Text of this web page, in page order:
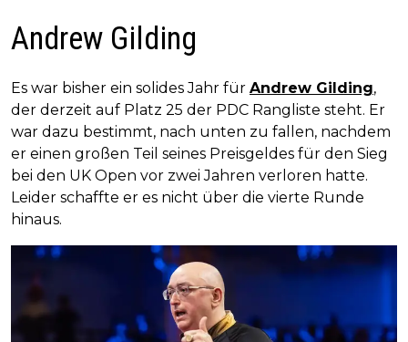
Andrew Gilding
Es war bisher ein solides Jahr für Andrew Gilding,
der derzeit auf Platz 25 der PDC Rangliste steht. Er
war dazu bestimmt, nach unten zu fallen, nachdem
er einen großen Teil seines Preisgeldes für den Sieg
bei den UK Open vor zwei Jahren verloren hatte.
Leider schaffte er es nicht über die vierte Runde
hinaus.